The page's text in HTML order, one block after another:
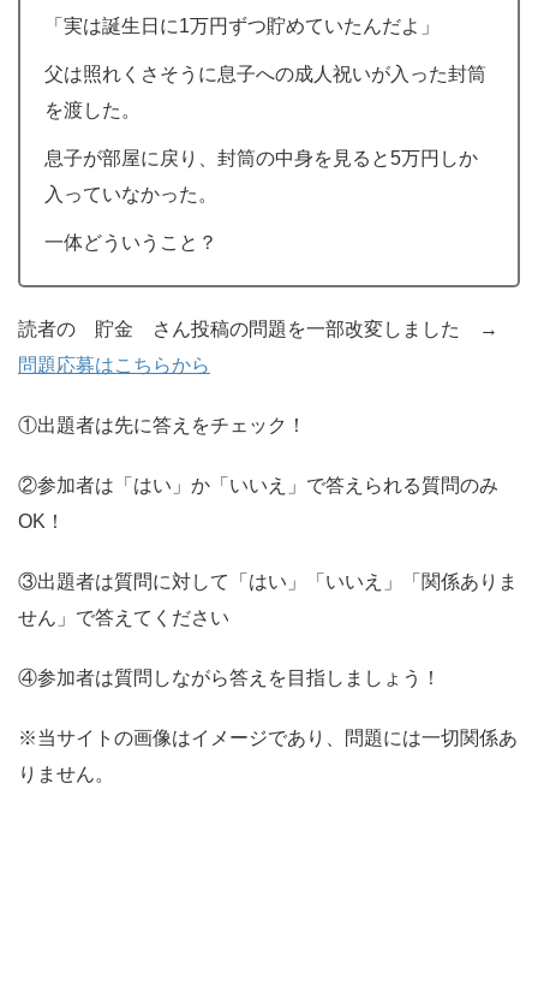
「実は誕生日に1万円ずつ貯めていたんだよ」
父は照れくさそうに息子への成人祝いが入った封筒
を渡した。
息子が部屋に戻り、封筒の中身を見ると5万円しか
入っていなかった。
一体どういうこと？
読者の 貯金 さん投稿の問題を一部改変しました →
問題応募はこちらから
①出題者は先に答えをチェック！
②参加者は「はい」か「いいえ」で答えられる質問のみ
OK！
③出題者は質問に対して「はい」「いいえ」「関係ありま
せん」で答えてください
④参加者は質問しながら答えを目指しましょう！
※当サイトの画像はイメージであり、問題には一切関係あ
りません。